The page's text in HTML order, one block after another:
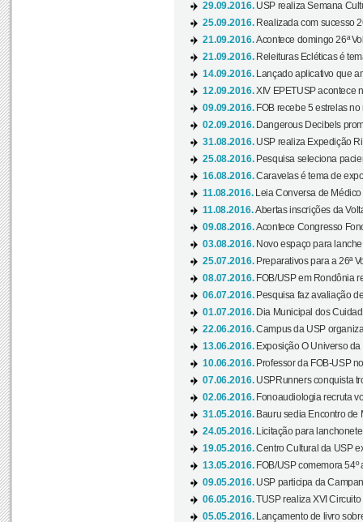
29.09.2016. USP realiza Semana
25.09.2016. Realizada com sucesso
21.09.2016.Acontece domingo 26ª
21.09.2016. Releituras Ecléticas é
14.09.2016.
Lançado aplicativo que
12.09.2016.XIV EPETUSP acontece
09.09.2016. FOB recebe 5 estrelas
02.09.2016. Dangerous Decibels
31.08.2016. USP realiza Expedição
25.08.2016. Pesquisa seleciona
16.08.2016.Caravelas é tema de
11.08.2016.
Leia Conversa de
11.08.2016.Abertas inscrições da
09.08.2016.Acontece Congresso
03.08.2016. Novo espaço para
25.07.2016. Preparativos para a 26ª
08.07.2016. FOB/USP em Rondônia
06.07.2016. Pesquisa faz avaliação
01.07.2016. Dia Municipal dos
22.06.2016.Campus da USP
13.06.2016. Exposição O Universo
10.06.2016. Professor da FOB-USP
07.06.2016. USPRunners conquista
02.06.2016. Fonoaudiologia recruta
31.05.2016. Bauru sedia Encontro de
24.05.2016.
Licitação para
19.05.2016.Centro Cultural da USP
13.05.2016. FOB/USP comemora
09.05.2016. USP participa da
06.05.2016.TUSP realiza XVI Circuito
05.05.2016.
Lançamento de livro